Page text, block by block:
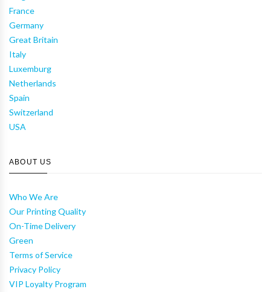
France
Germany
Great Britain
Italy
Luxemburg
Netherlands
Spain
Switzerland
USA
ABOUT US
Who We Are
Our Printing Quality
On-Time Delivery
Green
Terms of Service
Privacy Policy
VIP Loyalty Program